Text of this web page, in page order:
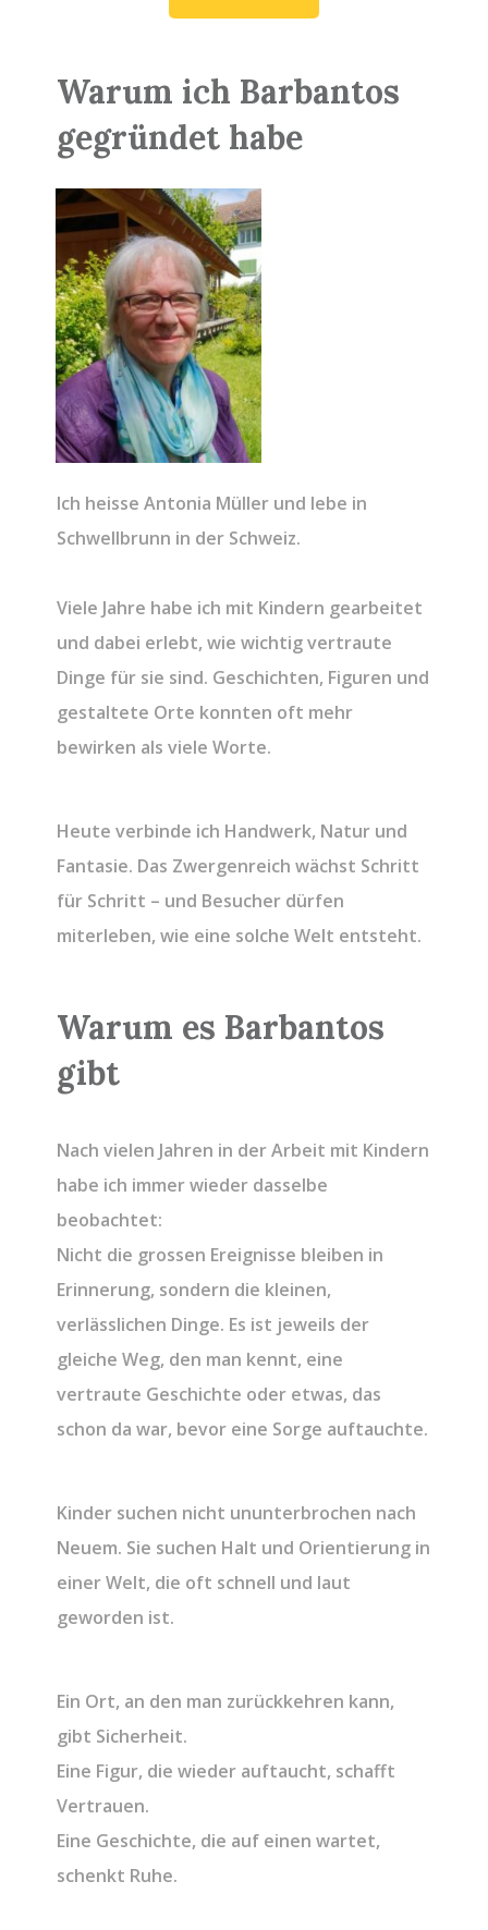
Warum ich Barbantos
gegründet habe
Ich heisse Antonia Müller und lebe in
Schwellbrunn in der Schweiz.
Viele Jahre habe ich mit Kindern gearbeitet
und dabei erlebt, wie wichtig vertraute
Dinge für sie sind. Geschichten, Figuren und
gestaltete Orte konnten oft mehr
bewirken als viele Worte.
Heute verbinde ich Handwerk, Natur und
Fantasie. Das Zwergenreich wächst Schritt
für Schritt – und Besucher dürfen
miterleben, wie eine solche Welt entsteht.
Warum es Barbantos
gibt
Nach vielen Jahren in der Arbeit mit Kindern
habe ich immer wieder dasselbe
beobachtet:
Nicht die grossen Ereignisse bleiben in
Erinnerung, sondern die kleinen,
verlässlichen Dinge. Es ist jeweils der
gleiche Weg, den man kennt, eine
vertraute Geschichte oder etwas, das
schon da war, bevor eine Sorge auftauchte.
Kinder suchen nicht ununterbrochen nach
Neuem. Sie suchen Halt und Orientierung in
einer Welt, die oft schnell und laut
geworden ist.
Ein Ort, an den man zurückkehren kann,
gibt Sicherheit.
Eine Figur, die wieder auftaucht, schafft
Vertrauen.
Eine Geschichte, die auf einen wartet,
schenkt Ruhe.